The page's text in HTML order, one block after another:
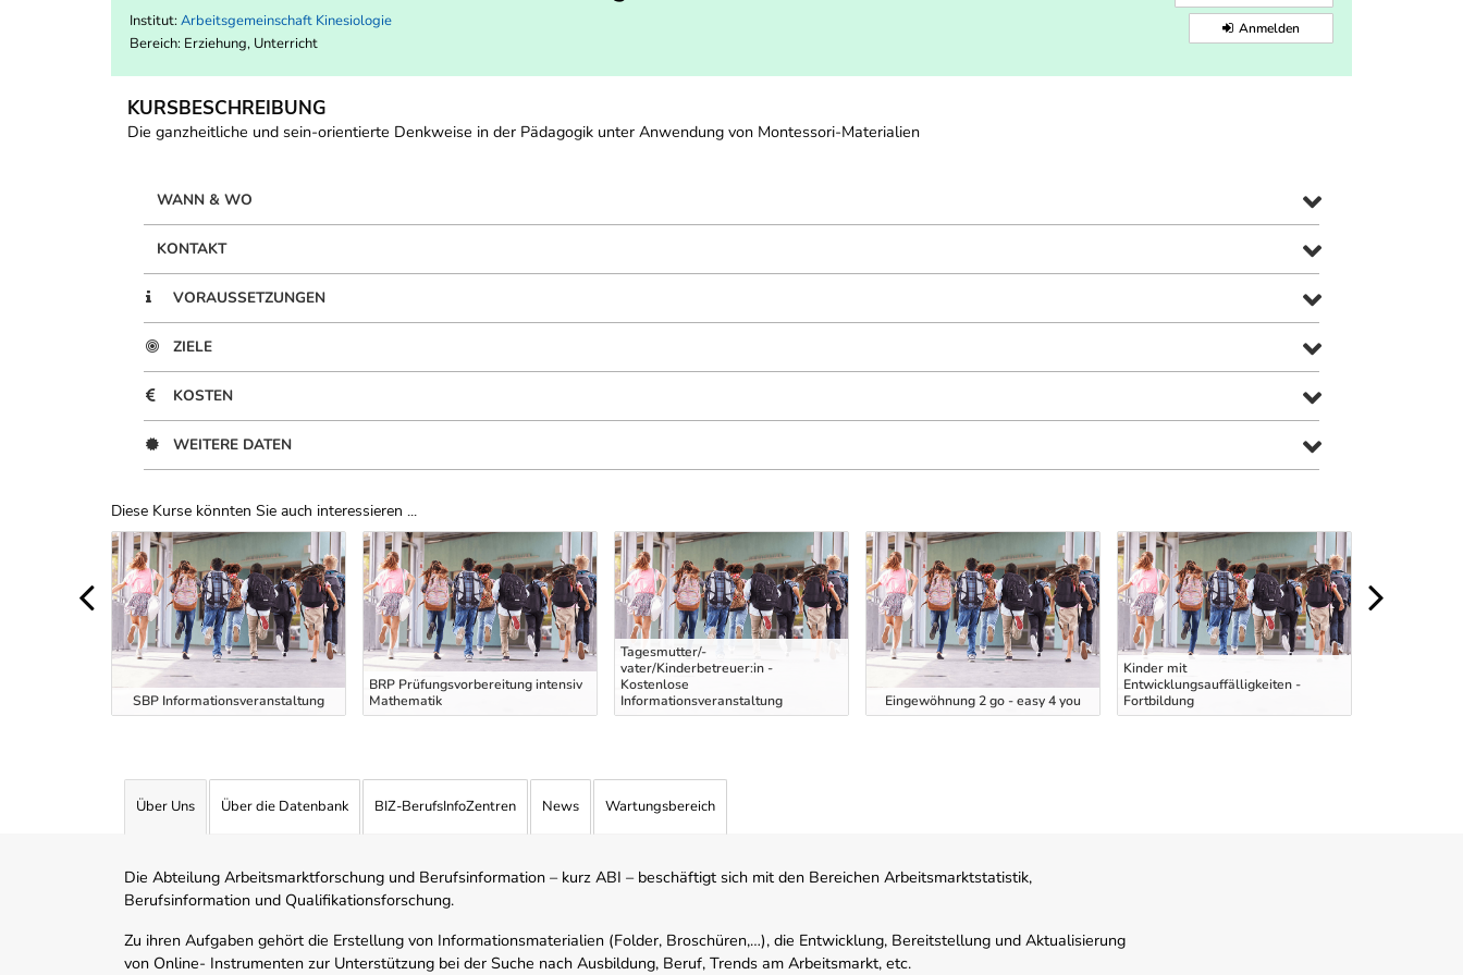
Institut: Arbeitsgemeinschaft Kinesiologie
Bereich: Erziehung, Unterricht
Anmelden
KURSBESCHREIBUNG
Die ganzheitliche und sein-orientierte Denkweise in der Pädagogik unter Anwendung von Montessori-Materialien
WANN & WO
KONTAKT
VORAUSSETZUNGEN
ZIELE
KOSTEN
WEITERE DATEN
Diese Kurse könnten Sie auch interessieren ...
Uber Weiterbildungsvorschläge
SBP Informationsveranstaltung
BRP Prüfungsvorbereitung intensiv
Mathematik
Tagesmutter/-
vater/Kinderbetreuer:in -
Kostenlose
Informationsveranstaltung
Eingewöhnung 2 go - easy 4 you
Kinder mit
Entwicklungsauffälligkeiten -
Fortbildung
Über Uns Über die Datenbank BIZ-BerufsInfoZentren News Wartungsbereich
Die Abteilung Arbeitsmarktforschung und Berufsinformation – kurz ABI – beschäftigt sich mit den Bereichen Arbeitsmarktstatistik,
Berufsinformation und Qualifikationsforschung.
Zu ihren Aufgaben gehört die Erstellung von Informationsmaterialien (Folder, Broschüren,…), die Entwicklung, Bereitstellung und Aktualisierung
von Online- Instrumenten zur Unterstützung bei der Suche nach Ausbildung, Beruf, Trends am Arbeitsmarkt, etc.